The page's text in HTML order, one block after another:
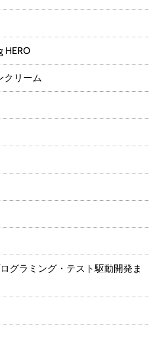
HERO
クリーム
グラミング・テスト駆動開発ま